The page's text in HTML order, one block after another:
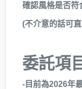
確認風格是否符
(不介意的話可
委託項
-目前為2026年